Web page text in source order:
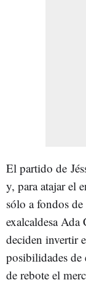
El partido de
y, para atajar el
sólo a fondos
exalcaldesa
deciden invertir
posibilidades
de rebote el